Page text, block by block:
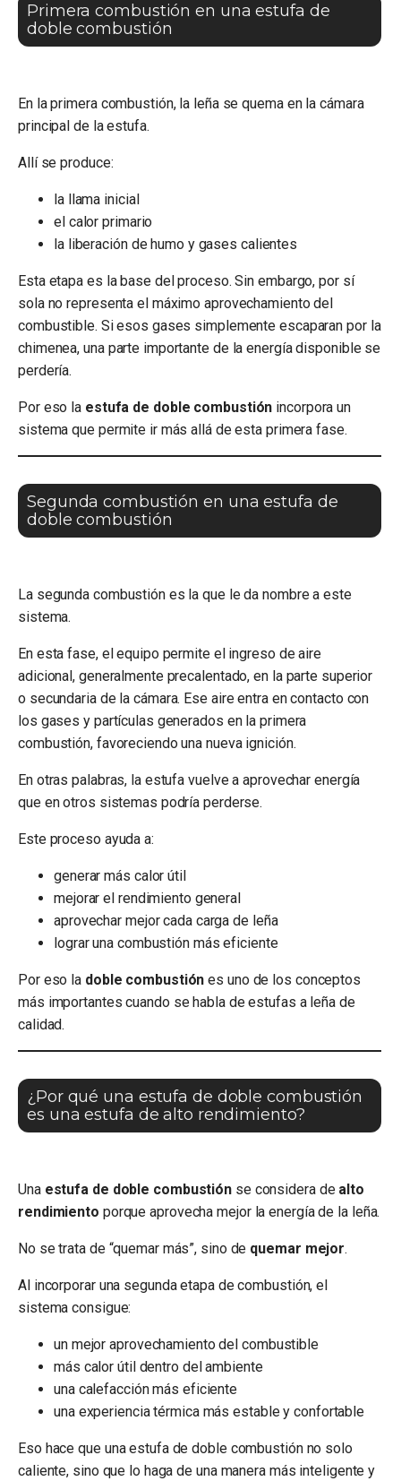
Primera combustión en una estufa de
doble combustión
En la primera combustión, la leña se quema en la cámara
principal de la estufa.
Allí se produce:
la llama inicial
el calor primario
la liberación de humo y gases calientes
Esta etapa es la base del proceso. Sin embargo, por sí
sola no representa el máximo aprovechamiento del
combustible. Si esos gases simplemente escaparan por la
chimenea, una parte importante de la energía disponible se
perdería.
Por eso la estufa de doble combustión incorpora un
sistema que permite ir más allá de esta primera fase.
Segunda combustión en una estufa de
doble combustión
La segunda combustión es la que le da nombre a este
sistema.
En esta fase, el equipo permite el ingreso de aire
adicional, generalmente precalentado, en la parte superior
o secundaria de la cámara. Ese aire entra en contacto con
los gases y partículas generados en la primera
combustión, favoreciendo una nueva ignición.
En otras palabras, la estufa vuelve a aprovechar energía
que en otros sistemas podría perderse.
Este proceso ayuda a:
generar más calor útil
mejorar el rendimiento general
aprovechar mejor cada carga de leña
lograr una combustión más eficiente
Por eso la doble combustión es uno de los conceptos
más importantes cuando se habla de estufas a leña de
calidad.
¿Por qué una estufa de doble combustión
es una estufa de alto rendimiento?
Una estufa de doble combustión se considera de alto
rendimiento porque aprovecha mejor la energía de la leña.
No se trata de “quemar más”, sino de quemar mejor.
Al incorporar una segunda etapa de combustión, el
sistema consigue:
un mejor aprovechamiento del combustible
más calor útil dentro del ambiente
una calefacción más eficiente
una experiencia térmica más estable y confortable
Eso hace que una estufa de doble combustión no solo
caliente, sino que lo haga de una manera más inteligente y